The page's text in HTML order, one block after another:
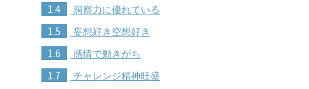
1.4 洞察力に優れている
1.5 妄想好き空想好き
1.6 感情で動きがち
1.7 チャレンジ精神旺盛